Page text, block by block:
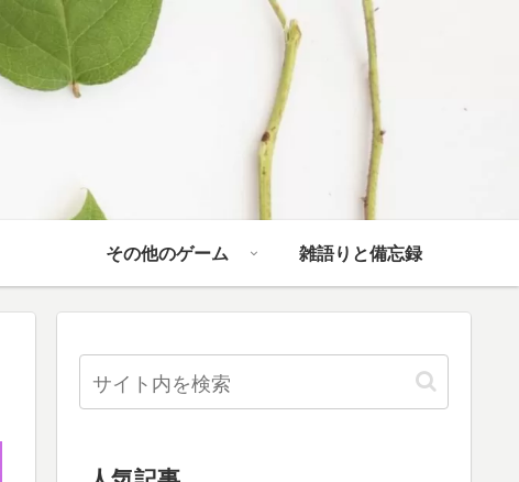
その他のゲーム 雑語りと備忘録